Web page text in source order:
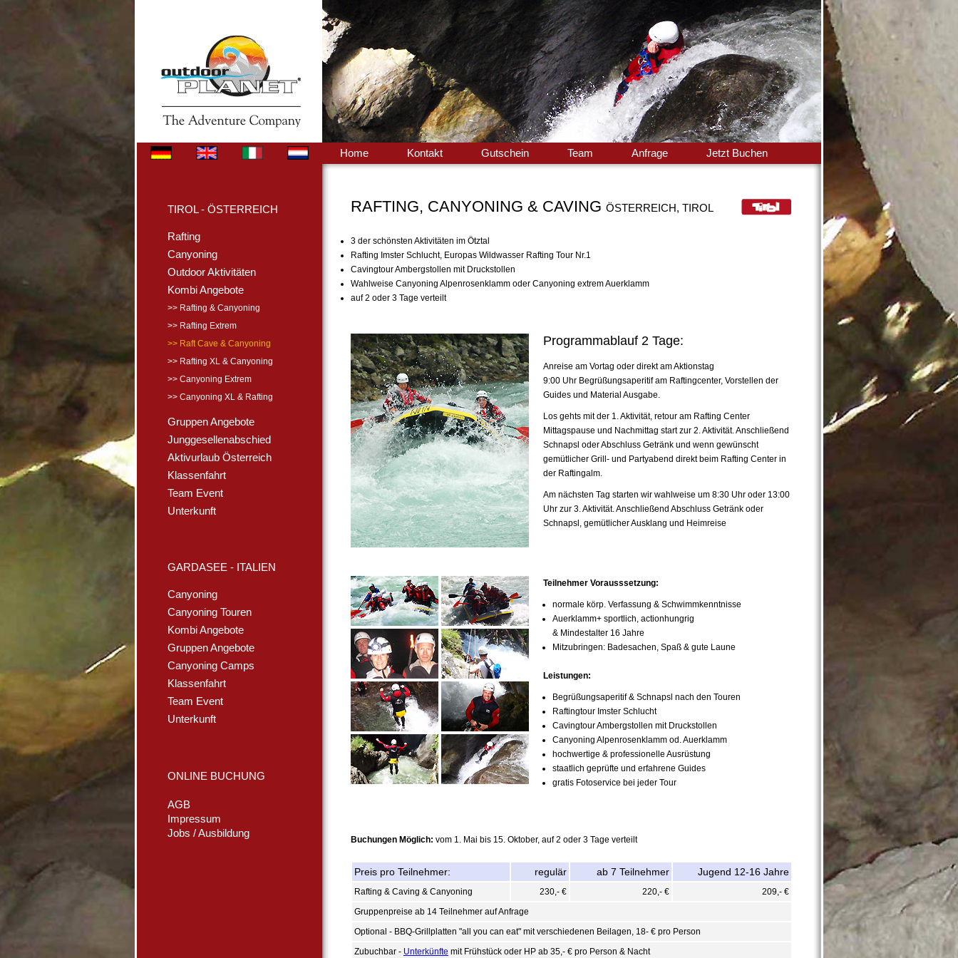
Home Kontakt Gutschein Team Anfrage Jetzt Buchen
TIROL - ÖSTERREICH
Rafting
Canyoning
Outdoor Aktivitäten
Kombi Angebote
>> Rafting & Canyoning
>> Rafting Extrem
>> Raft Cave & Canyoning
>> Rafting XL & Canyoning
>> Canyoning Extrem
>> Canyoning XL & Rafting
Gruppen Angebote
Junggesellenabschied
Aktivurlaub Österreich
Klassenfahrt
Team Event
Unterkunft
GARDASEE - ITALIEN
Canyoning
Canyoning Touren
Kombi Angebote
Gruppen Angebote
Canyoning Camps
Klassenfahrt
Team Event
Unterkunft
ONLINE BUCHUNG
AGB
Impressum
Jobs / Ausbildung
RAFTING, CANYONING & CAVING ÖSTERREICH, TIROL
3 der schönsten Aktivitäten im Ötztal
Rafting Imster Schlucht, Europas Wildwasser Rafting Tour Nr.1
Cavingtour Ambergstollen mit Druckstollen
Wahlweise Canyoning Alpenrosenklamm oder Canyoning extrem Auerklamm
auf 2 oder 3 Tage verteilt
Programmablauf 2 Tage:
Anreise am Vortag oder direkt am Aktionstag
9:00 Uhr Begrüßungsaperitif am Raftingcenter, Vorstellen der
Guides und Material Ausgabe.
Los gehts mit der 1. Aktivität, retour am Rafting Center
Mittagspause und Nachmittag start zur 2. Aktivität. Anschließend
Schnapsl oder Abschluss Getränk und wenn gewünscht
gemütlicher Grill- und Partyabend direkt beim Rafting Center in
der Raftingalm.
Am nächsten Tag starten wir wahlweise um 8:30 Uhr oder 13:00
Uhr zur 3. Aktivität. Anschließend Abschluss Getränk oder
Schnapsl, gemütlicher Ausklang und Heimreise
Teilnehmer Vorausssetzung:
normale körp. Verfassung & Schwimmkenntnisse
Auerklamm+ sportlich, actionhungrig
& Mindestalter 16 Jahre
Mitzubringen: Badesachen, Spaß & gute Laune
Leistungen:
Begrüßungsaperitif & Schnapsl nach den Touren
Raftingtour Imster Schlucht
Cavingtour Ambergstollen mit Druckstollen
Canyoning Alpenrosenklamm od. Auerklamm
hochwertige & professionelle Ausrüstung
staatlich geprüfte und erfahrene Guides
gratis Fotoservice bei jeder Tour
Buchungen Möglich: vom 1. Mai bis 15. Oktober, auf 2 oder 3 Tage verteilt
Preis pro Teilnehmer: regulär ab 7 Teilnehmer Jugend 12-16 Jahre
Rafting & Caving & Canyoning 230,- € 220,- €
209,- €
Gruppenpreise ab 14 Teilnehmer auf Anfrage
Optional - BBQ-Grillplatten "all you can eat" mit verschiedenen Beilagen, 18- € pro Person
Zubuchbar - Unterkünfte mit Frühstück oder HP ab 35,- € pro Person & Nacht